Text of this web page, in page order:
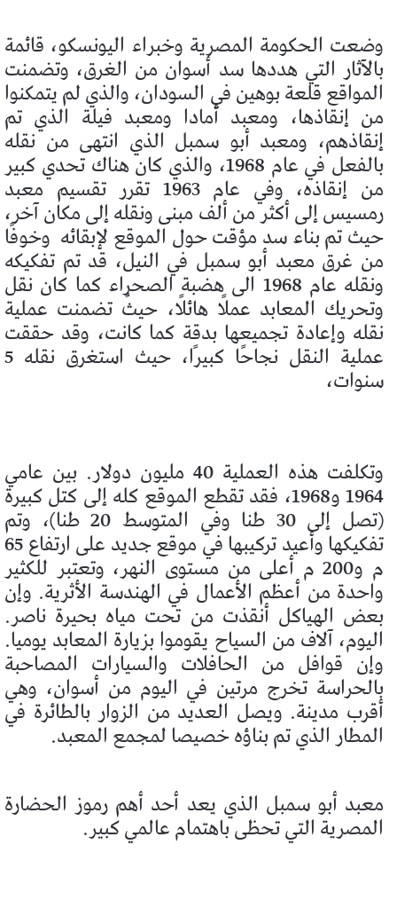
وضعت الحكومة المصرية وخبراء اليونسكو، قائمة
بالآثار التي هددها سد أسوان من الغرق، وتضمنت
المواقع قلعة بوهين في السودان، والذي لم يتمكنوا
من إنقاذها، ومعبد أمادا ومعبد فيلة الذي تم
إنقاذهم، ومعبد أبو سمبل الذي انتهى من نقله
بالفعل في عام 1968، والذي كان هناك تحدي كبير
من إنقاذه، وفي عام 1963 تقرر تقسيم معبد
رمسيس إلى أكثر من ألف مبنى ونقله إلى مكان آخر،
حيث تم بناء سد مؤقت حول الموقع لإبقائه وخوفًا
من غرق معبد أبو سمبل في النيل، قد تم تفكيكه
ونقله عام 1968 الى هضبة الصحراء كما كان نقل
وتحريك المعابد عملًا هائلًا، حيثُ تضمنت عملية
نقله وإعادة تجميعها بدقة كما كانت، وقد حققت
عملية النقل نجاحًا كبيرًا، حيث استغرق نقله 5
سنوات،
وتكلفت هذه العملية 40 مليون دولار. بين عامي
1964 و1968، فقد تقطع الموقع كله إلى كتل كبيرة
(تصل إلى 30 طنا وفي المتوسط 20 طنا)، وتم
تفكيكها وأعيد تركيبها في موقع جديد على ارتفاع 65
م و200 م أعلى من مستوى النهر، وتعتبر للكثير
واحدة من أعظم الأعمال في الهندسة الأثرية. وإن
بعض الهياكل أنقذت من تحت مياه بحيرة ناصر.
اليوم، آلاف من السياح يقوموا بزيارة المعابد يوميا.
وإن قوافل من الحافلات والسيارات المصاحبة
بالحراسة تخرج مرتين في اليوم من أسوان، وهي
أقرب مدينة. ويصل العديد من الزوار بالطائرة في
المطار الذي تم بناؤه خصيصا لمجمع المعبد.
معبد أبو سمبل الذي يعد أحد أهم رموز الحضارة
المصرية التي تحظى باهتمام عالمي كبير.